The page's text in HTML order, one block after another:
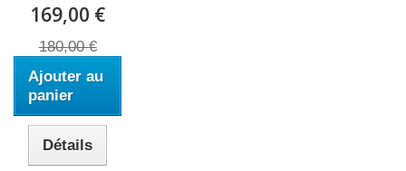
169,00 €
180,00 €
Ajouter au
panier
Détails